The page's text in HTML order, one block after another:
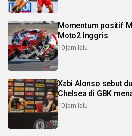
Momentum positif
Moto2 Inggris
10 jam lalu
Xabi Alonso sebut
Chelsea di GBK
10 jam lalu